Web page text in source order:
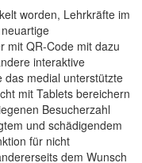
worden, Lehrkräfte im
mit QR-Code mit dazu
interaktive
das medial unterstützte
mit Tablets bereichern
Besucherzahl
und schädigendem
für nicht
dem Wunsch